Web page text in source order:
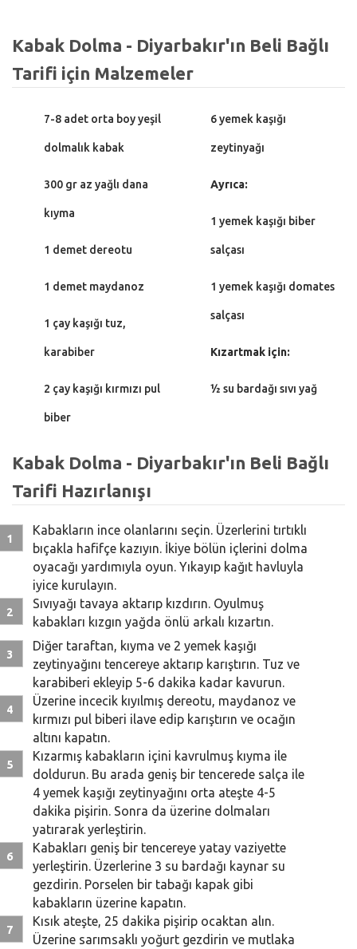
Kabak Dolma - Diyarbakır'ın Beli Bağlı
Tarifi için Malzemeler
7-8 adet orta boy yeşil
dolmalık kabak
300 gr az yağlı dana
kıyma
1 demet dereotu
1 demet maydanoz
1 çay kaşığı tuz,
karabiber
2 çay kaşığı kırmızı pul
biber
6 yemek kaşığı
zeytinyağı
Ayrıca:
1 yemek kaşığı biber
salçası
1 yemek kaşığı domates
salçası
Kızartmak için:
½ su bardağı sıvı yağ
Kabak Dolma - Diyarbakır'ın Beli Bağlı
Tarifi Hazırlanışı
Kabakların ince olanlarını seçin. Üzerlerini tırtıklı
bıçakla hafifçe kazıyın. İkiye bölün içlerini dolma
oyacağı yardımıyla oyun. Yıkayıp kağıt havluyla
iyice kurulayın.
Sıvıyağı tavaya aktarıp kızdırın. Oyulmuş
kabakları kızgın yağda önlü arkalı kızartın.
Diğer taraftan, kıyma ve 2 yemek kaşığı
zeytinyağını tencereye aktarıp karıştırın. Tuz ve
karabiberi ekleyip 5-6 dakika kadar kavurun.
Üzerine incecik kıyılmış dereotu, maydanoz ve
kırmızı pul biberi ilave edip karıştırın ve ocağın
altını kapatın.
Kızarmış kabakların içini kavrulmuş kıyma ile
doldurun. Bu arada geniş bir tencerede salça ile
4 yemek kaşığı zeytinyağını orta ateşte 4-5
dakika pişirin. Sonra da üzerine dolmaları
yatırarak yerleştirin.
Kabakları geniş bir tencereye yatay vaziyette
yerleştirin. Üzerlerine 3 su bardağı kaynar su
gezdirin. Porselen bir tabağı kapak gibi
kabakların üzerine kapatın.
Kısık ateşte, 25 dakika pişirip ocaktan alın.
Üzerine sarımsaklı yoğurt gezdirin ve mutlaka